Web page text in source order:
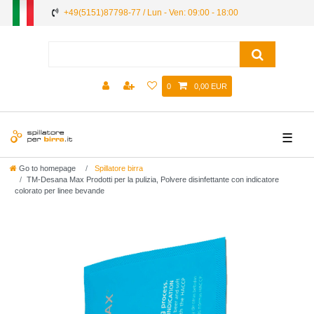
+49(5151)87798-77 / Lun - Ven: 09:00 - 18:00
0 0,00 EUR
☰
Go to homepage
Spillatore birra
TM-Desana Max Prodotti per la pulizia, Polvere disinfettante con indicatore
colorato per linee bevande